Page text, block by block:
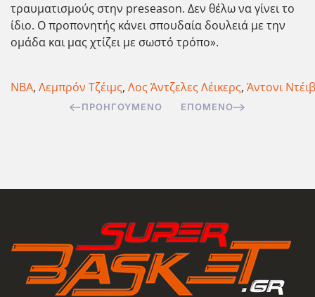
τραυματισμούς στην preseason. Δεν θέλω να γίνει το
ίδιο. Ο προπονητής κάνει σπουδαία δουλειά με την
ομάδα και μας χτίζει με σωστό τρόπο».
ΝΒΑ, Λεμπρόν Τζέιμς, Λος Άντζελες Λέικερς, Άντονι
ΠΡΟΗΓΟΎΜΕΝΟ ΕΠΌΜΕΝΟ